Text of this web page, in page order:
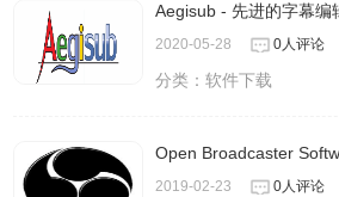
Aegisub - 先进的字幕编
2020-05-28 0人评论
分类：软件下载
Open Broadcaster
2019-02-23 0人评论